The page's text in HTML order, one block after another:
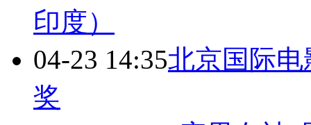
印度）
04-23 14:35北京国际
奖